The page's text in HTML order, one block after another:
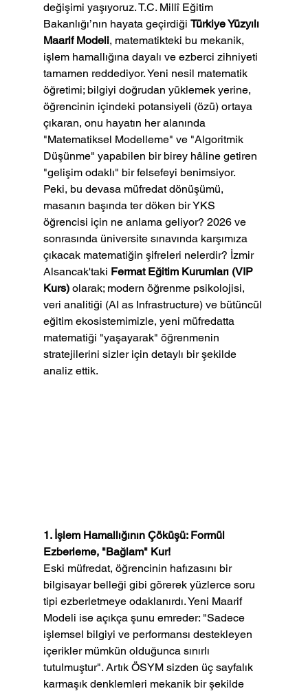
değişimi yaşıyoruz. T.C. Millî Eğitim
Bakanlığı’nın hayata geçirdiği Türkiye Yüzyılı
Maarif Modeli, matematikteki bu mekanik,
işlem hamallığına dayalı ve ezberci zihniyeti
tamamen reddediyor. Yeni nesil matematik
öğretimi; bilgiyi doğrudan yüklemek yerine,
öğrencinin içindeki potansiyeli (özü) ortaya
çıkaran, onu hayatın her alanında
"Matematiksel Modelleme" ve "Algoritmik
Düşünme" yapabilen bir birey hâline getiren
"gelişim odaklı" bir felsefeyi benimsiyor.
Peki, bu devasa müfredat dönüşümü,
masanın başında ter döken bir YKS
öğrencisi için ne anlama geliyor? 2026 ve
sonrasında üniversite sınavında karşımıza
çıkacak matematiğin şifreleri nelerdir? İzmir
Alsancak'taki Fermat Eğitim Kurumları (VIP
Kurs) olarak; modern öğrenme psikolojisi,
veri analitiği (AI as Infrastructure) ve bütüncül
eğitim ekosistemimizle, yeni müfredatta
matematiği "yaşayarak" öğrenmenin
stratejilerini sizler için detaylı bir şekilde
analiz ettik.
1. İşlem Hamallığının Çöküşü: Formül
Ezberleme, "Bağlam" Kur!
Eski müfredat, öğrencinin hafızasını bir
bilgisayar belleği gibi görerek yüzlerce soru
tipi ezberletmeye odaklanırdı. Yeni Maarif
Modeli ise açıkça şunu emreder: "Sadece
işlemsel bilgiyi ve performansı destekleyen
içerikler mümkün olduğunca sınırlı
tutulmuştur". Artık ÖSYM sizden üç sayfalık
karmaşık denklemleri mekanik bir şekilde